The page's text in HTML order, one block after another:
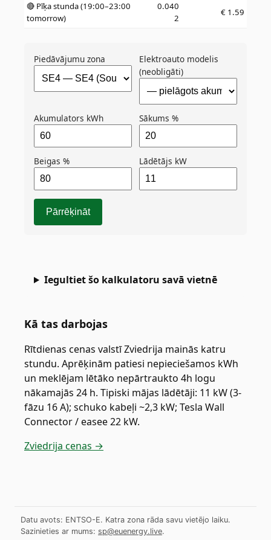
🔴 Pīķa stunda (19:00–23:00
tomorrow)
0.040
2
€ 1.59
Piedāvājumu zona
Elektroauto modelis
(neobligāti)
Akumulators kWh Sākums %
Beigas % Lādētājs kW
Pārrēķināt
Iegultiet šo kalkulatoru savā vietnē
Kā tas darbojas
Rītdienas cenas valstī Zviedrija mainās katru
stundu. Aprēķinām patiesi nepieciešamos kWh
un meklējam lētāko nepārtraukto 4h logu
nākamajās 24 h. Tipiski mājas lādētāji: 11 kW (3-
fāzu 16 A); schuko kabeļi ~2,3 kW; Tesla Wall
Connector / easee 22 kW.
Zviedrija cenas →
Datu avots: ENTSO-E. Katra zona rāda savu vietējo laiku.
Sazinieties ar mums: sp@euenergy.live.